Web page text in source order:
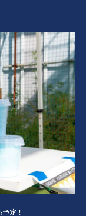
定！